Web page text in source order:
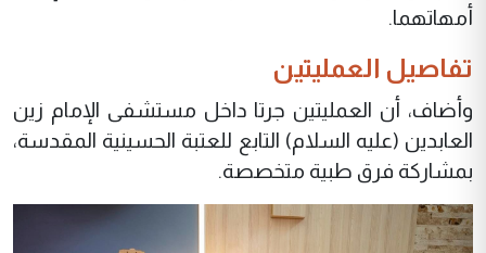
أمهاتهما.
تفاصيل العمليتين
وأضاف، أن العمليتين جرتا داخل مستشفى الإمام زين
العابدين (عليه السلام) التابع للعتبة الحسينية المقدسة،
بمشاركة فرق طبية متخصصة.